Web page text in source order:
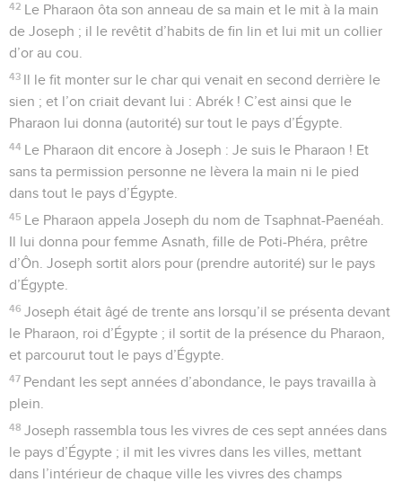
42 Le Pharaon ôta son anneau de sa main et le mit à la main
de Joseph ; il le revêtit d’habits de fin lin et lui mit un collier
d’or au cou.
43 Il le fit monter sur le char qui venait en second derrière le
sien ; et l’on criait devant lui : Abrék ! C’est ainsi que le
Pharaon lui donna (autorité) sur tout le pays d’Égypte.
44 Le Pharaon dit encore à Joseph : Je suis le Pharaon ! Et
sans ta permission personne ne lèvera la main ni le pied
dans tout le pays d’Égypte.
45 Le Pharaon appela Joseph du nom de Tsaphnat-Paenéah.
Il lui donna pour femme Asnath, fille de Poti-Phéra, prêtre
d’Ôn. Joseph sortit alors pour (prendre autorité) sur le pays
d’Égypte.
46 Joseph était âgé de trente ans lorsqu’il se présenta devant
le Pharaon, roi d’Égypte ; il sortit de la présence du Pharaon,
et parcourut tout le pays d’Égypte.
47 Pendant les sept années d’abondance, le pays travailla à
plein.
48 Joseph rassembla tous les vivres de ces sept années dans
le pays d’Égypte ; il mit les vivres dans les villes, mettant
dans l’intérieur de chaque ville les vivres des champs